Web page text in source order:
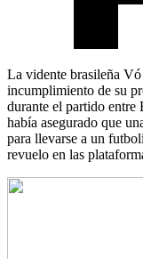
La vidente brasileña Vó
incumplimiento de su
durante el partido entre
había asegurado que
para llevarse a un
revuelo en las